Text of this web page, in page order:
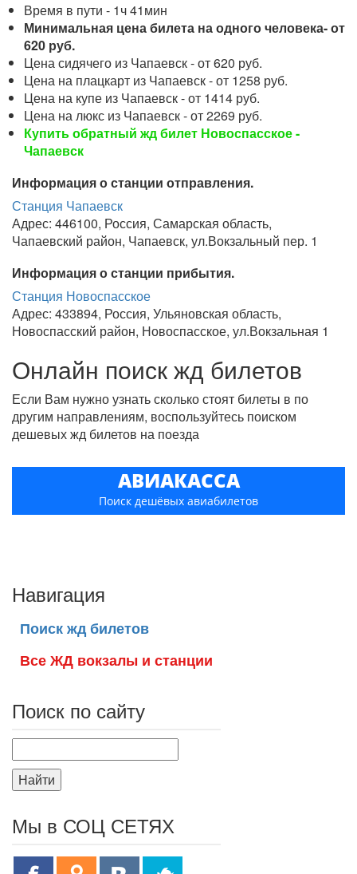
Время в пути - 1ч 41мин
Минимальная цена билета на одного человека- от
620 руб.
Цена сидячего из Чапаевск - от 620 руб.
Цена на плацкарт из Чапаевск - от 1258 руб.
Цена на купе из Чапаевск - от 1414 руб.
Цена на люкс из Чапаевск - от 2269 руб.
Купить обратный жд билет Новоспасское -
Чапаевск
Информация о станции отправления.
Станция Чапаевск
Адрес: 446100, Россия, Самарская область,
Чапаевский район, Чапаевск, ул.Вокзальный пер. 1
Информация о станции прибытия.
Станция Новоспасское
Адрес: 433894, Россия, Ульяновская область,
Новоспасский район, Новоспасское, ул.Вокзальная 1
Онлайн поиск жд билетов
Если Вам нужно узнать сколько стоят билеты в по
другим направлениям, воспользуйтесь поиском
дешевых жд билетов на поезда
АВИАКАССА
Поиск дешёвых авиабилетов
Навигация
Поиск жд билетов
Все ЖД вокзалы и станции
Поиск по сайту
Найти
Мы в СОЦ СЕТЯХ